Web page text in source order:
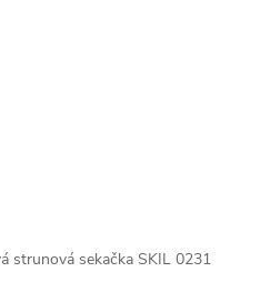
strunová sekačka SKIL 0231